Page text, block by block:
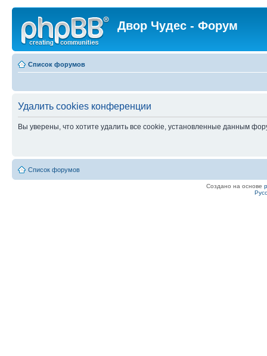
Двор Чудес - Форум
Список форумов
Удалить cookies конференции
Вы уверены, что хотите удалить все cookie, установленные данным
Список форумов
Создано на основе